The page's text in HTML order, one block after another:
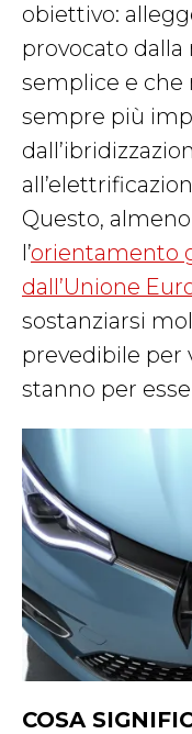
obiettivo:
provocato
semplice e che
sempre più
Questo,
l’orientamento
dall’Unione
sostanziarsi
prevedibile per
stanno per
COSA